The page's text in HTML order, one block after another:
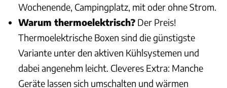
Wochenende, Campingplatz, mit oder ohne Strom.
Warum thermoelektrisch? Der Preis!
Thermoelektrische Boxen sind die günstigste
Variante unter den aktiven Kühlsystemen und
dabei angenehm leicht. Cleveres Extra: Manche
Geräte lassen sich umschalten und wärmen